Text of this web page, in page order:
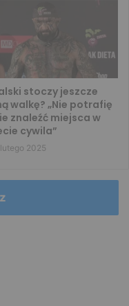
stoczy jeszcze
walkę? „Nie potrafię
znaleźć miejsca w
cywila”
2025